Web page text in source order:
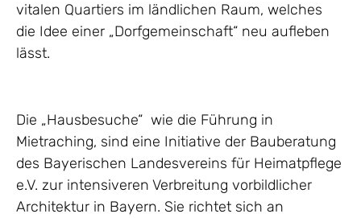
vitalen Quartiers im ländlichen Raum, welches
die Idee einer „Dorfgemeinschaft“ neu aufleben
lässt.
Die „Hausbesuche“ wie die Führung in
Mietraching, sind eine Initiative der Bauberatung
des Bayerischen Landesvereins für Heimatpflege
e.V. zur intensiveren Verbreitung vorbildlicher
Architektur in Bayern. Sie richtet sich an